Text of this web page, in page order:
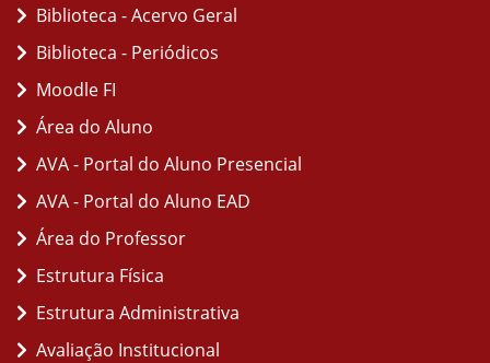
Biblioteca - Acervo Geral
Biblioteca - Periódicos
Moodle FI
Área do Aluno
AVA - Portal do Aluno Presencial
AVA - Portal do Aluno EAD
Área do Professor
Estrutura Física
Estrutura Administrativa
Avaliação Institucional